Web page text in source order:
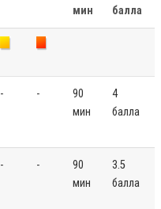
мин
балла
- -
90
мин
4
балла
- -
90
мин
3.5
балла